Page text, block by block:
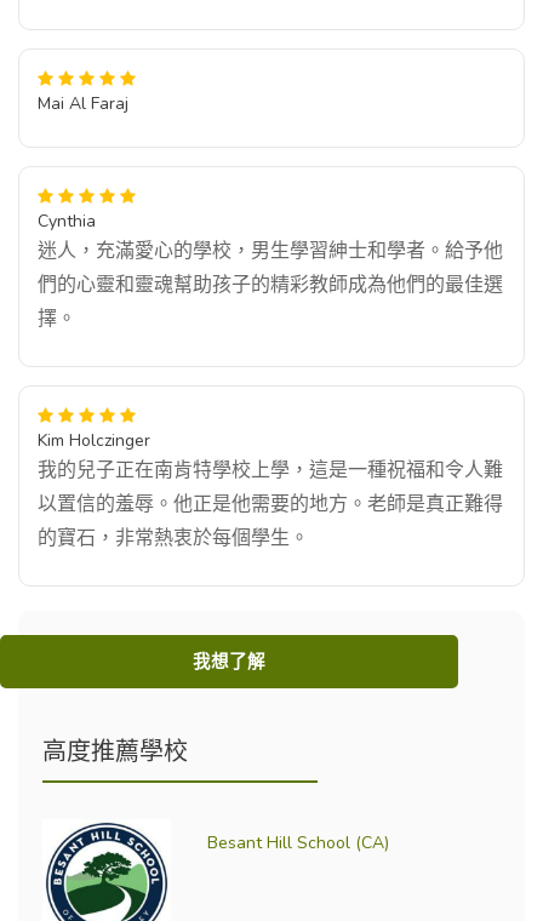
Mai Al Faraj
Cynthia
迷人，充滿愛心的學校，男生學習紳士和學者。給予他
們的心靈和靈魂幫助孩子的精彩教師成為他們的最佳選
擇。
Kim Holczinger
我的兒子正在南肯特學校上學，這是一種祝福和令人難
以置信的羞辱。他正是他需要的地方。老師是真正難得
的寶石，非常熱衷於每個學生。
我想了解
高度推薦學校
Besant Hill School (CA)